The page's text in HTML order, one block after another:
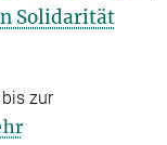
Solidarität
zur